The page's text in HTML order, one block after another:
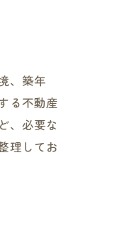
、築年
る不動産
、必要な
理してお